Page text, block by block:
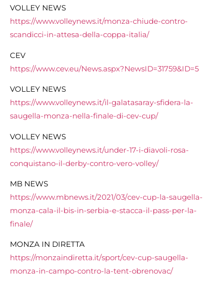
VOLLEY NEWS
https://www.volleynews.it/monza-chiude-contro-
scandicci-in-attesa-della-coppa-italia/
CEV
https://www.cev.eu/News.aspx?NewsID=31759&ID=5
VOLLEY NEWS
https://www.volleynews.it/il-galatasaray-sfidera-la-
saugella-monza-nella-finale-di-cev-cup/
VOLLEY NEWS
https://www.volleynews.it/under-17-i-diavoli-rosa-
conquistano-il-derby-contro-vero-volley/
MB NEWS
https://www.mbnews.it/2021/03/cev-cup-la-saugella-
monza-cala-il-bis-in-serbia-e-stacca-il-pass-per-la-
finale/
MONZA IN DIRETTA
https://monzaindiretta.it/sport/cev-cup-saugella-
monza-in-campo-contro-la-tent-obrenovac/